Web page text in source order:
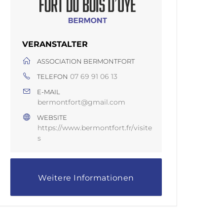
VERANSTALTER
ASSOCIATION BERMONTFORT
TELEFON 07 69 91 06 13
E-MAIL
bermontfort@gmail.com
WEBSITE
https://www.bermontfort.fr/visite
s
Weitere Informationen